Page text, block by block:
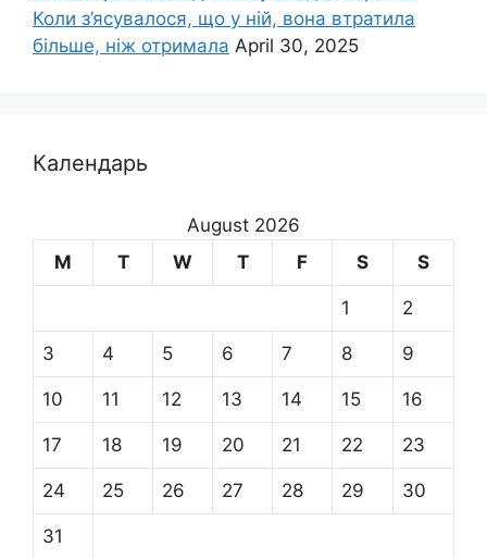
Коли з’ясувалося, що у ній, вона втратила
більше, ніж отримала April 30, 2025
Календарь
August 2026
M
T W T F S S
1 2
3 4 5 6 7 8 9
10 11 12 13 14 15 16
17 18 19 20 21 22 23
24 25 26 27 28 29 30
31